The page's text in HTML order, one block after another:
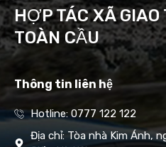
HỢP TÁC XÃ GIAO
TOÀN CẦU
Thông tin liên hệ
Hotline: 0777 122 122
Địa chỉ: Tòa nhà Kim Ánh,